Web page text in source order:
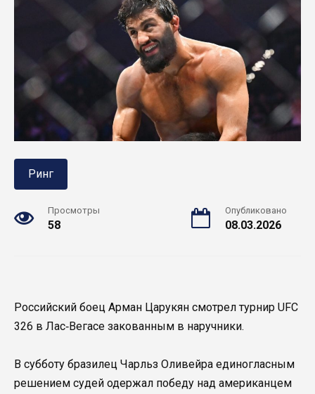
Ринг
Просмотры
58
Опубликовано
08.03.2026
Российский боец Арман Царукян смотрел турнир UFC
326 в Лас‑Вегасе закованным в наручники.
В субботу бразилец Чарльз Оливейра единогласным
решением судей одержал победу над американцем